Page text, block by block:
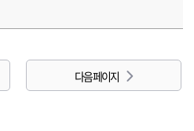
다음 페이지